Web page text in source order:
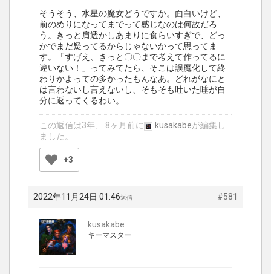
そうそう、水星の魔女どうですか。面白いけど、
前のめりになってまでって感じなのは何故だろ
う。きっと肩透かしあまりに食らいすぎで、どっ
かでまだ疑ってるからじゃないかって思ってま
す。「すげえ、きっと〇〇まで考えて作ってるに
違いない！」ってみてたら、そこは誤魔化して終
わりかよっての多かったもんなあ。どれがなにと
は言わないし言えないし、そもそも吐いた唾が自
分に返ってくるわい。
この返信は3年、 8ヶ月前に kusakabeが編集し
ました。
+3
2022年11月24日 01:46 #581
返信
kusakabe
キーマスター